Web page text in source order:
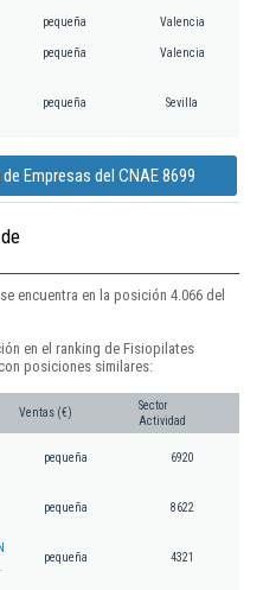
pequeña Valencia
pequeña Valencia
pequeña Sevilla
Empresas del CNAE 8699
encuentra en la posición 4.066 del
en el ranking de Fisiopilates
posiciones similares:
Ventas (€)
Sector
Actividad
pequeña 6920
pequeña 8622
pequeña 4321